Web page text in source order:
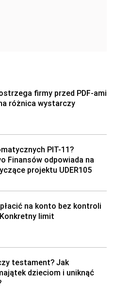
firmy przed PDF-ami
różnica wystarczy
PIT-11?
Finansów odpowiada na
projektu UDER105
na konto bez kontroli
limit
testament? Jak
dzieciom i uniknąć